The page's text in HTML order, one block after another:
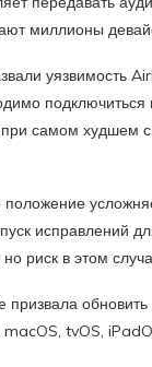
миллионы
уязвимость
подключиться
самом худшем
исправлений
риск в этом
призвала
tvOS,